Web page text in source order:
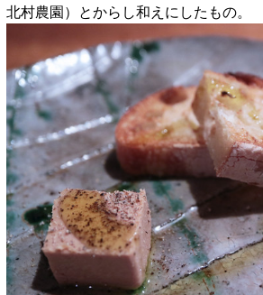
北村農園）とからし和えにしたもの。